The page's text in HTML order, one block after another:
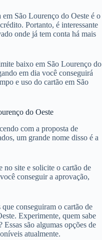
São Lourenço do Oeste é o
Portanto, é interessante
onde já tem conta há mais
baixo em São Lourenço do
em dia você conseguirá
e uso do cartão em São
do Oeste
com a proposta de
um grande nome disso é a
no site e solicite o cartão de
conseguir a aprovação,
conseguiram o cartão de
Experimente, quem sabe
são algumas opções de
atualmente.